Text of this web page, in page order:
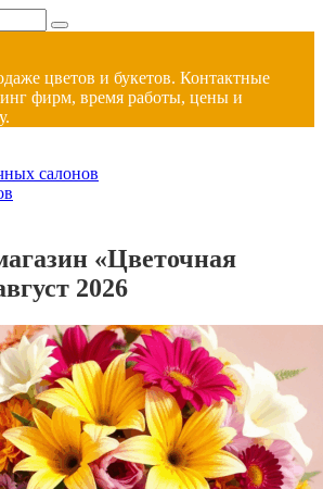
цветов и букетов. Контактные
фирм, время работы, цены и
салонов
«Цветочная
2026